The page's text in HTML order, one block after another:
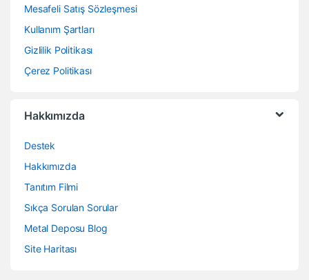
Mesafeli Satış Sözleşmesi
Kullanım Şartları
Gizlilik Politikası
Çerez Politikası
Hakkımızda
Destek
Hakkımızda
Tanıtım Filmi
Sıkça Sorulan Sorular
Metal Deposu Blog
Site Haritası